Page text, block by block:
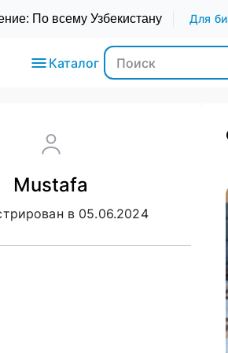
По всему Узбекистану Для
Каталог
Mustafa
в 05.06.2024